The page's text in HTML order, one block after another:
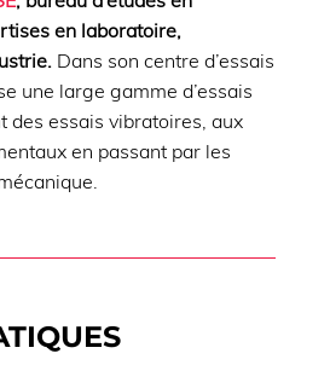
en laboratoire,
Dans son centre d’essais
une large gamme d’essais
des essais vibratoires, aux
en passant par les